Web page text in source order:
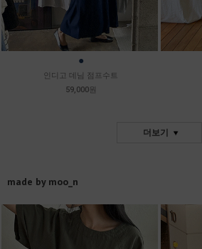
●
인디고 데님 점프수트
59,000원
더보기
made by moo_n